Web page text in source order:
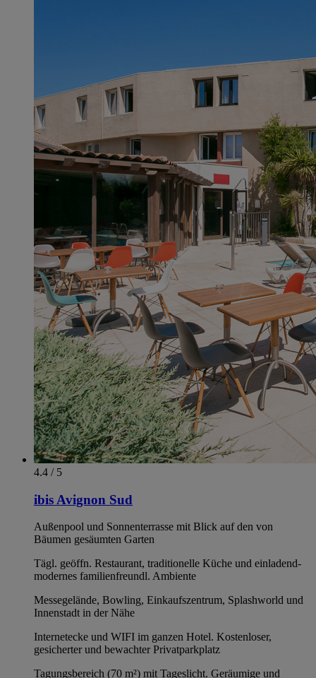
4.4 / 5
ibis Avignon Sud
Außenpool und Sonnenterrasse mit Blick auf den von
Bäumen gesäumten Garten
Tägl. geöffn. Restaurant, traditionelle Küche und einladend-
modernes familienfreundl. Ambiente
Messegelände, Bowling, Einkaufszentrum, Splashworld und
Innenstadt in der Nähe
Internetecke und WIFI im ganzen Hotel. Kostenloser,
gesicherter und bewachter Privatparkplatz
Tagungsbereich (70 m²) mit Tageslicht. Geräumige und